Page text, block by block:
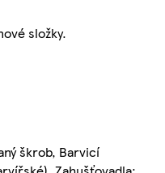
složky.
škrob, Barvicí